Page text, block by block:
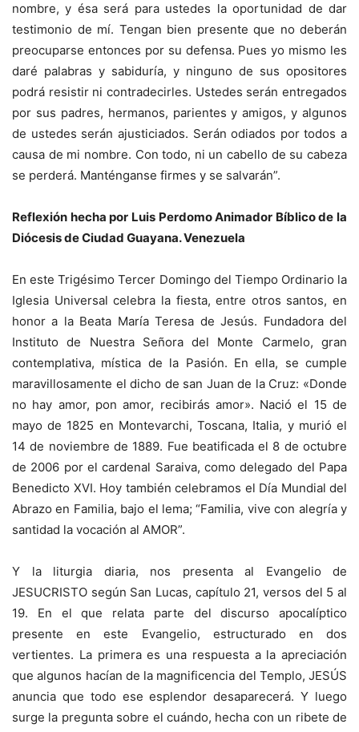
nombre, y ésa será para ustedes la oportunidad de dar
testimonio de mí. Tengan bien presente que no deberán
preocuparse entonces por su defensa. Pues yo mismo les
daré palabras y sabiduría, y ninguno de sus opositores
podrá resistir ni contradecirles. Ustedes serán entregados
por sus padres, hermanos, parientes y amigos, y algunos
de ustedes serán ajusticiados. Serán odiados por todos a
causa de mi nombre. Con todo, ni un cabello de su cabeza
se perderá. Manténganse firmes y se salvarán”.
Reflexión hecha por Luis Perdomo Animador Bíblico de la
Diócesis de Ciudad Guayana. Venezuela
En este Trigésimo Tercer Domingo del Tiempo Ordinario la
Iglesia Universal celebra la fiesta, entre otros santos, en
honor a la Beata María Teresa de Jesús. Fundadora del
Instituto de Nuestra Señora del Monte Carmelo, gran
contemplativa, mística de la Pasión. En ella, se cumple
maravillosamente el dicho de san Juan de la Cruz: «Donde
no hay amor, pon amor, recibirás amor». Nació el 15 de
mayo de 1825 en Montevarchi, Toscana, Italia, y murió el
14 de noviembre de 1889. Fue beatificada el 8 de octubre
de 2006 por el cardenal Saraiva, como delegado del Papa
Benedicto XVI. Hoy también celebramos el Día Mundial del
Abrazo en Familia, bajo el lema; “Familia, vive con alegría y
santidad la vocación al AMOR”.
Y la liturgia diaria, nos presenta al Evangelio de
JESUCRISTO según San Lucas, capítulo 21, versos del 5 al
19. En el que relata parte del discurso apocalíptico
presente en este Evangelio, estructurado en dos
vertientes. La primera es una respuesta a la apreciación
que algunos hacían de la magnificencia del Templo, JESÚS
anuncia que todo ese esplendor desaparecerá. Y luego
surge la pregunta sobre el cuándo, hecha con un ribete de